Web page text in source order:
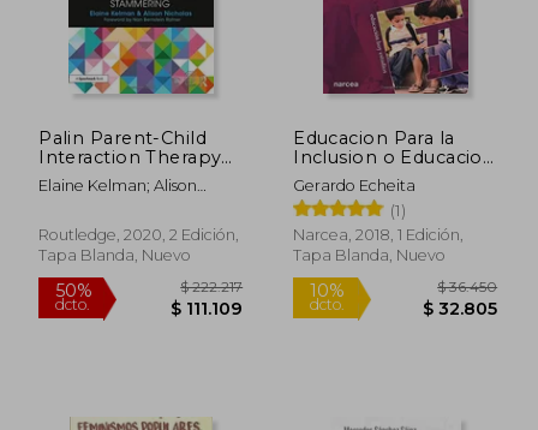
10%
dcto. $ 37.440
50%
dcto.
Palin Parent-Child
Interaction Therapy
for Early Childhood
Stammering (en
Elaine Kelman; Alison
Routledge, 2020, 2 Edición,
Tapa Blanda, Nuevo
Educacion Para la
Inclusion o Educacion
sin Exclusiones
Gerardo Echeita
(1)
Narcea, 2018, 1 Edición,
Tapa Blanda, Nuevo